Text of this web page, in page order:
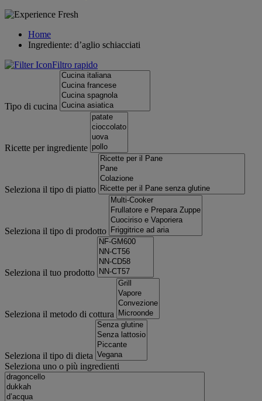
Home
Ingrediente: d’aglio schiacciati
Filtro rapido
Tipo di cucina
Ricette per ingrediente
Seleziona il tipo di piatto
Seleziona il tipo di prodotto
Seleziona il tuo prodotto
Seleziona il metodo di cottura
Seleziona il tipo di dieta
Seleziona uno o più ingredienti